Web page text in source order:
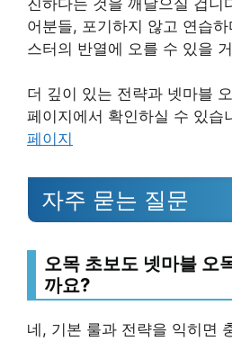
어분들, 포기하지 않고 연습
스터의 반열에 오를 수 있을
더 깊이 있는 전략과 넷마블
페이지에서 확인하실 수 있습
페이지
자주 묻는 질문
오목 초보도 넷마블 오
까요?
네, 기본 룰과 전략을 익히면